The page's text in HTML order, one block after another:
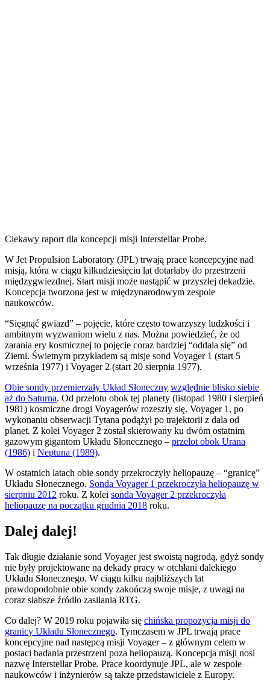
Ciekawy raport dla koncepcji misji Interstellar Probe.
W Jet Propulsion Laboratory (JPL) trwają prace koncepcyjne nad
misją, która w ciągu kilkudziesięciu lat dotarłaby do przestrzeni
międzygwiezdnej. Start misji może nastąpić w przyszłej dekadzie.
Koncepcja tworzona jest w międzynarodowym zespole
naukowców.
“Sięgnąć gwiazd” – pojęcie, które często towarzyszy ludzkości i
ambitnym wyzwaniom wielu z nas. Można powiedzieć, że od
zarania ery kosmicznej to pojęcie coraz bardziej “oddala się” od
Ziemi. Świetnym przykładem są misje sond Voyager 1 (start 5
września 1977) i Voyager 2 (start 20 sierpnia 1977).
Obie sondy przemierzały Układ Słoneczny względnie blisko siebie
aż do Saturna. Od przelotu obok tej planety (listopad 1980 i sierpień
1981) kosmiczne drogi Voyagerów rozeszły się. Voyager 1, po
wykonaniu obserwacji Tytana podążył po trajektorii z dala od
planet. Z kolei Voyager 2 został skierowany ku dwóm ostatnim
gazowym gigantom Układu Słonecznego – przelot obok Urana
(1986) i Neptuna (1989).
W ostatnich latach obie sondy przekroczyły heliopauzę – “granicę”
Układu Słonecznego. Sonda Voyager 1 przekroczyła heliopauzę w
sierpniu 2012 roku. Z kolei sonda Voyager 2 przekroczyła
heliopauzę na początku grudnia 2018 roku.
Dalej dalej!
Tak długie działanie sond Voyager jest swoistą nagrodą, gdyż sondy
nie były projektowane na dekady pracy w otchłani dalekiego
Układu Słonecznego. W ciągu kilku najbliższych lat
prawdopodobnie obie sondy zakończą swoje misje, z uwagi na
coraz słabsze źródło zasilania RTG.
Co dalej? W 2019 roku pojawiła się chińska propozycja misji do
granicy Układu Słonecznego. Tymczasem w JPL trwają prace
koncepcyjne nad następcą misji Voyager – z głównym celem w
postaci badania przestrzeni poza heliopauzą. Koncepcja misji nosi
nazwę Interstellar Probe. Prace koordynuje JPL, ale w zespole
naukowców i inżynierów są także przedstawiciele z Europy.